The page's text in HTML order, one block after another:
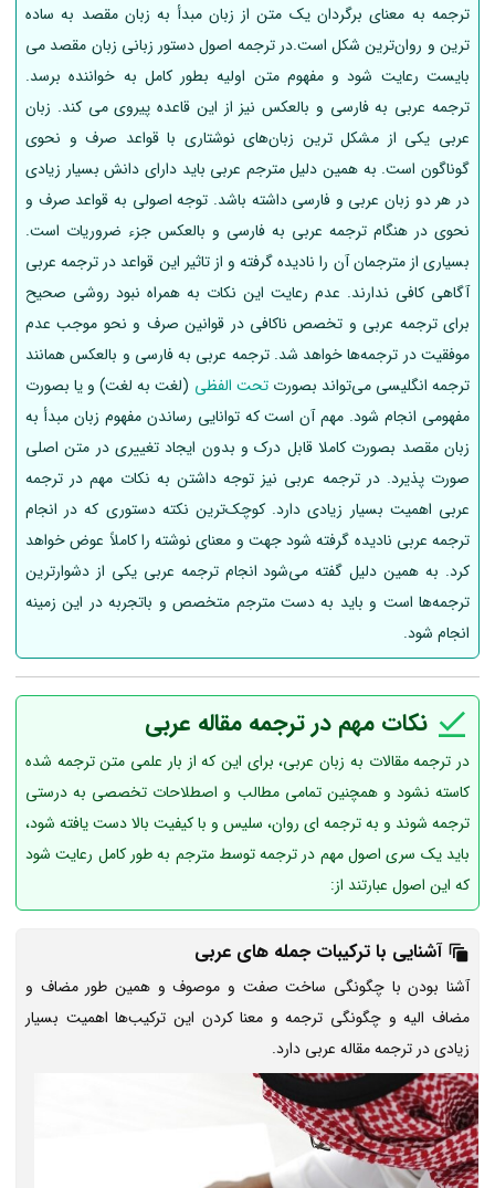
ترجمه به معنای برگردان یک متن از زبان مبدأ به زبان مقصد به ساده
ترین و روان‌ترین شکل است.در ترجمه اصول دستور زبانی زبان مقصد می
بایست رعایت شود و مفهوم متن اولیه بطور کامل به خواننده برسد.
ترجمه عربی به فارسی و بالعکس نیز از این قاعده پیروی می کند. زبان
عربی یکی از مشکل ترین زبان‌های نوشتاری با قواعد صرف و نحوی
گوناگون است. به همین دلیل مترجم عربی باید دارای دانش بسیار زیادی
در هر دو زبان عربی و فارسی داشته باشد. توجه اصولی به قواعد صرف و
نحوی در هنگام ترجمه عربی به فارسی و بالعکس جزء ضروریات است.
بسیاری از مترجمان آن را نادیده گرفته و از تاثیر این قواعد در ترجمه عربی
آگاهی کافی ندارند. عدم رعایت این نکات به همراه نبود روشی صحیح
برای ترجمه عربی و تخصص ناکافی در قوانین صرف و نحو موجب عدم
موفقیت در ترجمه‌ها خواهد شد. ترجمه عربی به فارسی و بالعکس همانند
ترجمه انگلیسی می‌تواند بصورتتحت الفظی (لغت به لغت) و یا بصورت
مفهومی انجام شود. مهم آن است که توانایی رساندن مفهوم زبان مبدأ به
زبان مقصد بصورت کاملا قابل درک و بدون ایجاد تغییری در متن اصلی
صورت پذیرد. در ترجمه عربی نیز توجه داشتن به نکات مهم در ترجمه
عربی اهمیت بسیار زیادی دارد. کوچک‌ترین نکته‌ دستوری که در انجام
ترجمه عربی نادیده گرفته شود جهت و معنای نوشته را کاملاً عوض خواهد
کرد. به همین دلیل گفته می‌شود انجام ترجمه عربی یکی از دشوارترین
ترجمه‌ها است و باید به دست مترجم متخصص و باتجربه در این زمینه
انجام شود.
نکات مهم در ترجمه مقاله عربی
در ترجمه مقالات به زبان عربی، برای این که از بار علمی متن ترجمه شده
کاسته نشود و همچنین تمامی مطالب و اصطلاحات تخصصی به درستی
ترجمه شوند و به ترجمه ای روان، سلیس و با کیفیت بالا دست یافته شود،
باید یک سری اصول مهم در ترجمه توسط مترجم به طور کامل رعایت شود
که این اصول عبارتند از:
آشنایی با ترکیبات جمله های عربی
آشنا بودن با چگونگی ساخت صفت و موصوف و همین‌ طور مضاف و
مضاف‌ الیه و چگونگی ترجمه و معنا کردن این ترکیب‌ها اهمیت بسیار
زیادی در ترجمه مقاله عربی دارد.